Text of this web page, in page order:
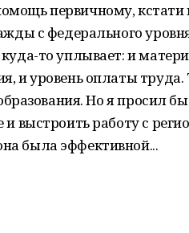
первичному, кстати
с федерального
то уплывает: и
и уровень оплаты труда.
Но я просил бы
выстроить работу с
была эффективной...